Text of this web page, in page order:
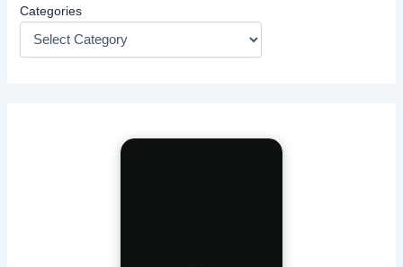
Categories